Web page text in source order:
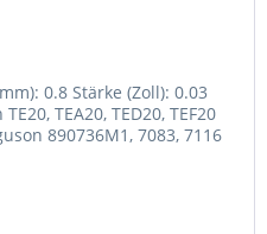
0.8 Stärke (Zoll): 0.03
TEA20, TED20, TEF20
890736M1, 7083, 7116